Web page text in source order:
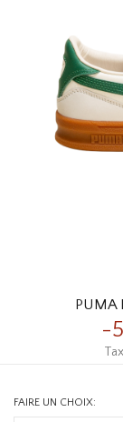
MARQUES
PUMA
-
FAIRE UN CHOIX: